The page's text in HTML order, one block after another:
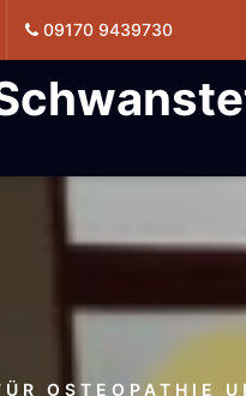
09170 9439730
OSTEOPATHIE